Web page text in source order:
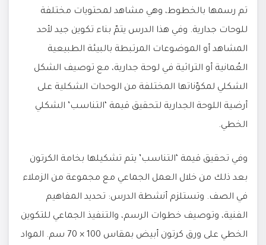
تم رسمها بالخطوط، وهي مشاهد لمحتويات مختلفة
للوحات جدارية. وفي هذا الدرس يتمّ بناء تكوين جيد لأحد
المشاهد أو الموضوعات المرتبطة بالبيئة الطبيعية
العُمانية أو التراثية في لوحة جدارية، مع توصيف الشكل
الشكلي لمكوّناتها المختلفة من الوحدات الشكلية على
أرضية اللوحة الجدارية لتحقيق قيمة ‘التناسب’ الشكلي
الخطي.
وفي تحقيق قيمة ‘التناسب’ يتم تشكيلها بخامة الكرتون
بعد ذلك من خلال العمل الجماعي مع مجموعة من الزملاء
في الصف. وتستلزم أنشطة الدرس: تحديد المفاهيم
الفنية، وتوصيف خطوات الرسم، والتنفيذ الجماعي للتكوين
الخطي على ورق كرتون أبيض بمقاس 100 × 70 سم. المواد